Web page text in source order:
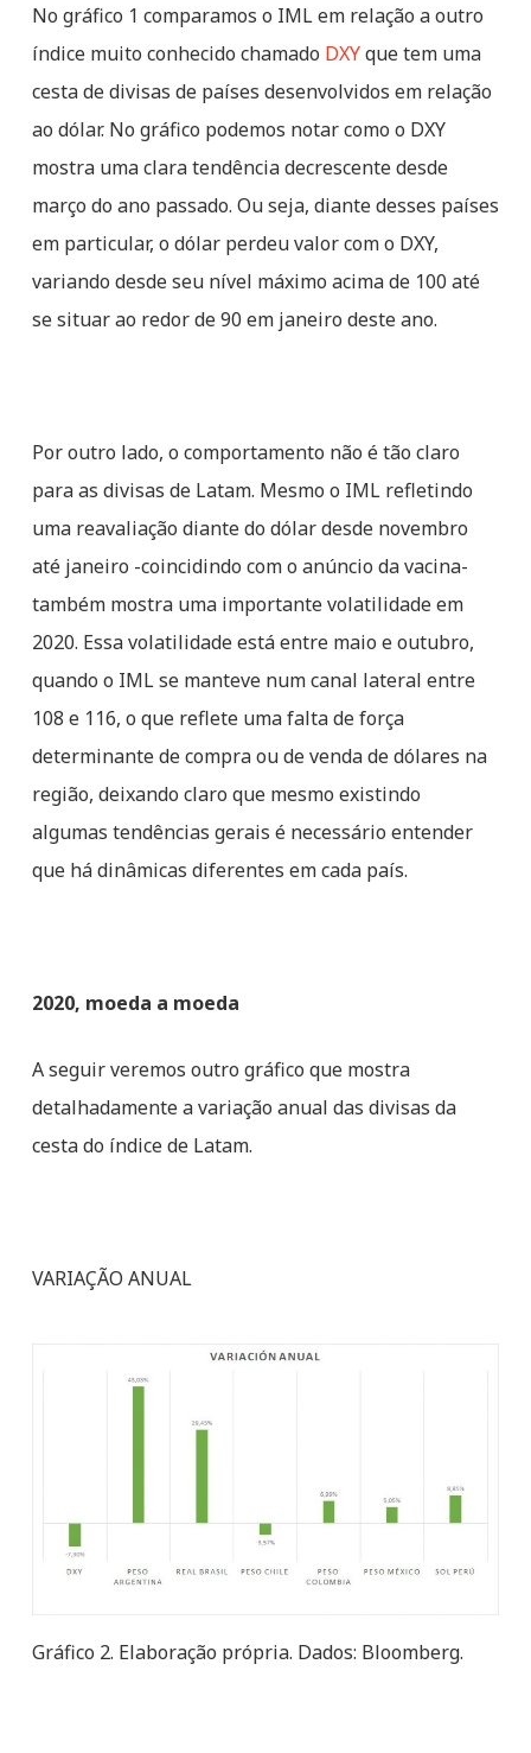
No gráfico 1 comparamos o IML em relação a outro
índice muito conhecido chamado DXYque tem uma
cesta de divisas de países desenvolvidos em relação
ao dólar. No gráfico podemos notar como o DXY
mostra uma clara tendência decrescente desde
março do ano passado. Ou seja, diante desses países
em particular, o dólar perdeu valor com o DXY,
variando desde seu nível máximo acima de 100 até
se situar ao redor de 90 em janeiro deste ano.
Por outro lado, o comportamento não é tão claro
para as divisas de Latam. Mesmo o IML refletindo
uma reavaliação diante do dólar desde novembro
até janeiro -coincidindo com o anúncio da vacina-
também mostra uma importante volatilidade em
2020. Essa volatilidade está entre maio e outubro,
quando o IML se manteve num canal lateral entre
108 e 116, o que reflete uma falta de força
determinante de compra ou de venda de dólares na
região, deixando claro que mesmo existindo
algumas tendências gerais é necessário entender
que há dinâmicas diferentes em cada país.
2020, moeda a moeda
A seguir veremos outro gráfico que mostra
detalhadamente a variação anual das divisas da
cesta do índice de Latam.
VARIAÇÃO ANUAL
Gráfico 2. Elaboração própria. Dados: Bloomberg.